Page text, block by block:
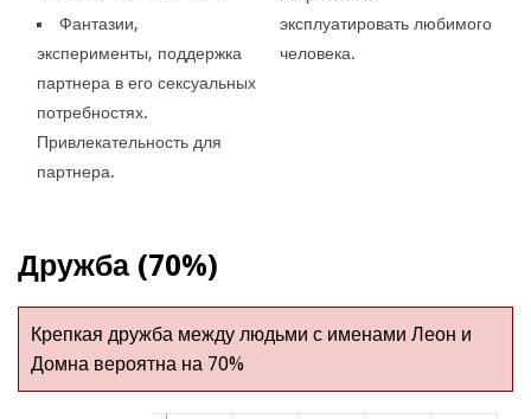
Фантазии,
эксперименты, поддержка
партнера в его сексуальных
потребностях.
Привлекательность для
партнера.
эксплуатировать любимого
человека.
Дружба (70%)
Крепкая дружба между людьми с именами Леон и
Домна вероятна на 70%